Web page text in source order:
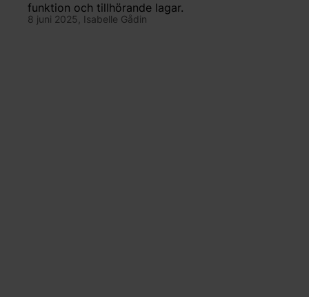
funktion och tillhörande lagar.
8 juni 2025, Isabelle Gådin